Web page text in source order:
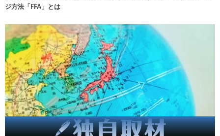
ジ方法「FFA」とは